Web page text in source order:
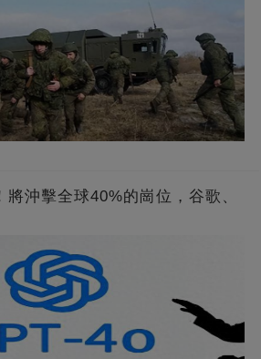
沖擊全球40%的崗位，谷歌、